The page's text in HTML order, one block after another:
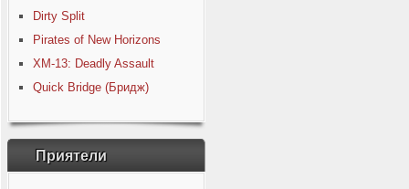
Dirty Split
Pirates of New Horizons
XM-13: Deadly Assault
Quick Bridge (Бридж)
Приятели